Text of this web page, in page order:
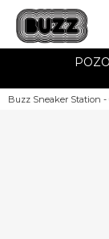
Buzz Sneaker Station